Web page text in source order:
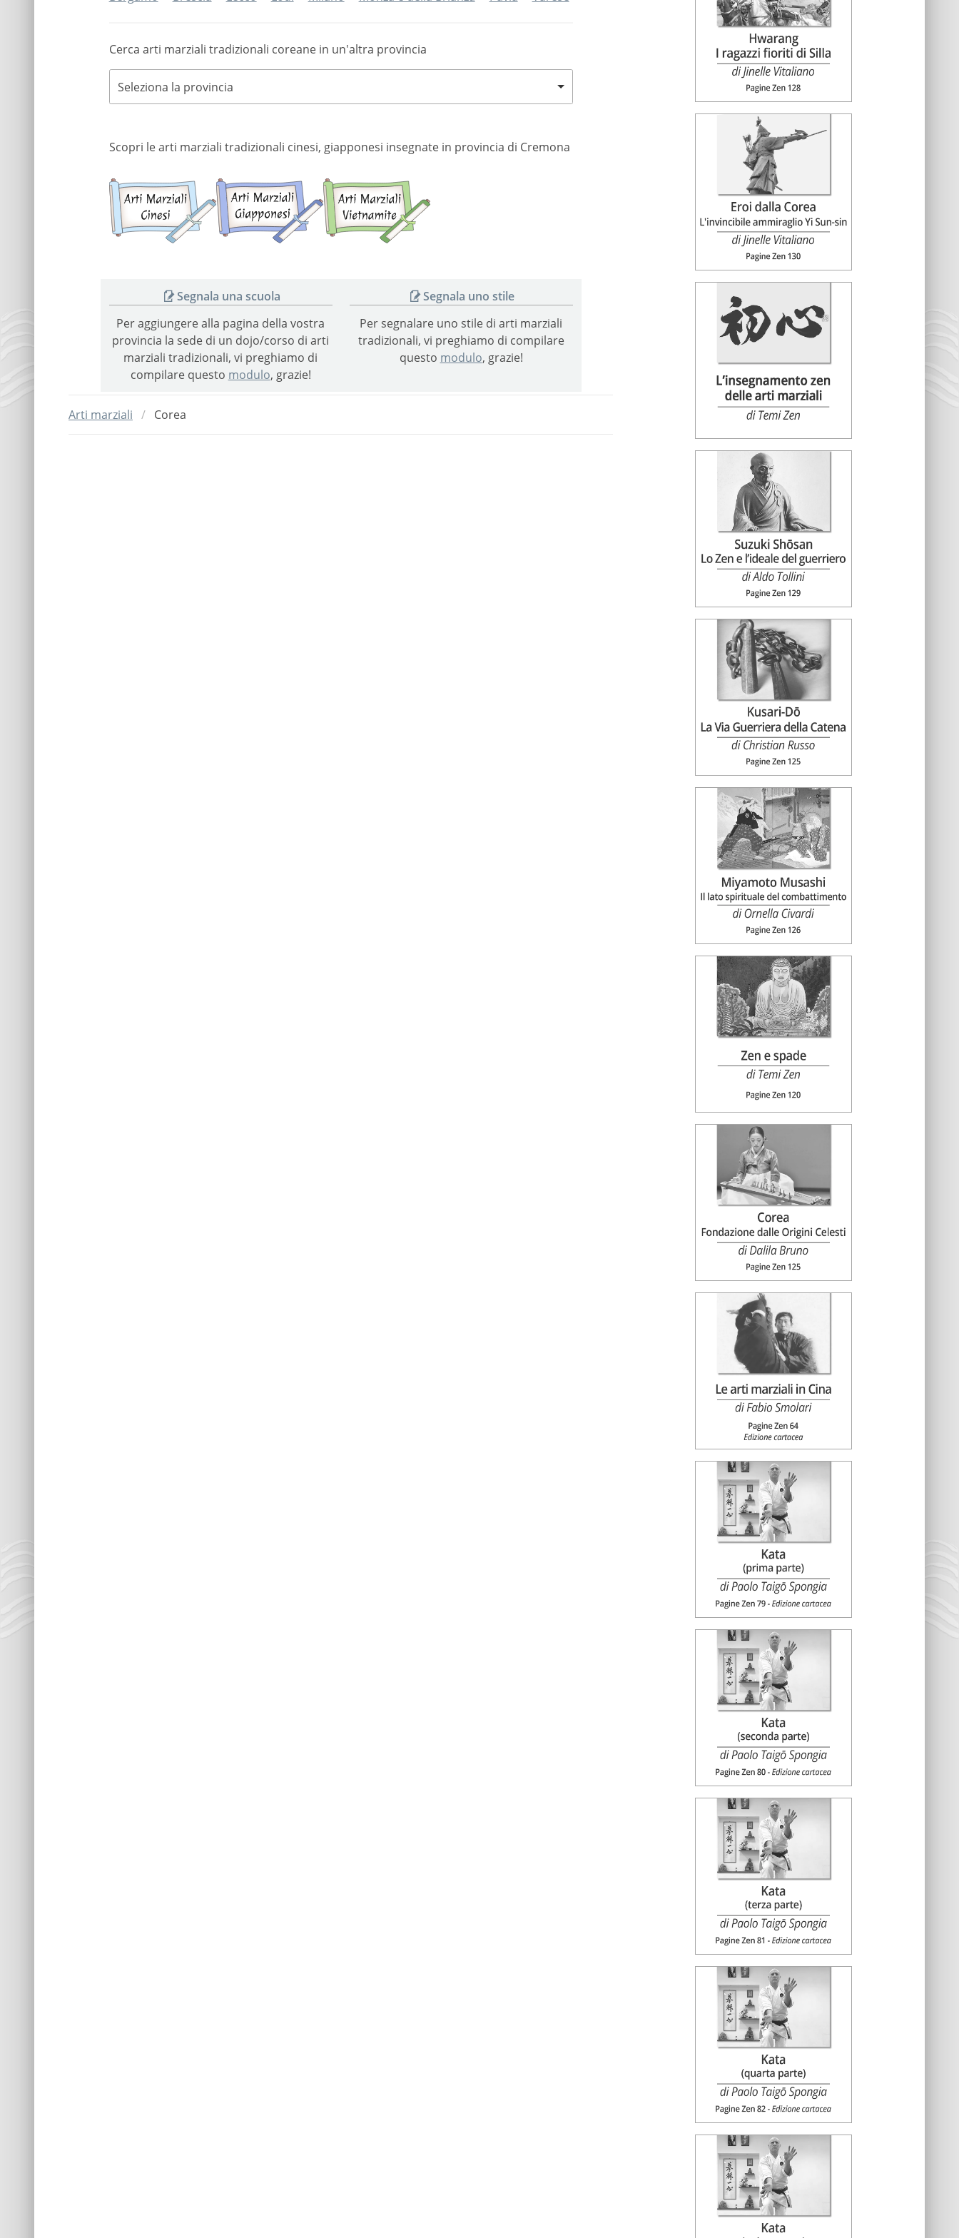
Cerca arti marziali tradizionali coreane in un'altra provincia
Seleziona la provincia
Scopri le arti marziali tradizionali cinesi, giapponesi insegnate in provincia di Cremona
Arti
marziali
cinesi
Arti
marziali
giapponesi
marziali
Segnala una scuola
Per aggiungere alla pagina della vostra
provincia la sede di un dojo/corso di arti
marziali tradizionali, vi preghiamo di
compilare questo modulo, grazie!
Segnala uno stile
Per segnalare uno stile di arti marziali
tradizionali, vi preghiamo di compilare
questo modulo, grazie!
Arti marziali Corea